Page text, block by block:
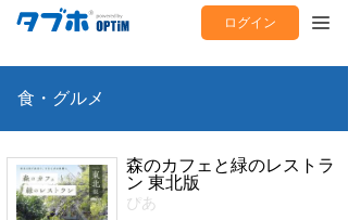
ログイン
食・グルメ
森のカフェと緑のレストラ
ン 東北版
ぴあ